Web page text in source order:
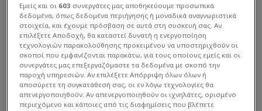
Εμείς και οι 603 συνεργάτες μας αποθηκεύουμε προσωπικά
δεδομένα, όπως δεδομένα περιήγησης ή μοναδικά αναγνωριστικά
στοιχεία, και έχουμε πρόσβαση σε αυτά στη συσκευή σας. Αν
επιλέξετε Αποδοχή, θα καταστεί δυνατή η ενεργοποίηση
τεχνολογιών παρακολούθησης προκειμένου να υποστηριχθούν οι
σκοποί που εμφανίζονται παρακάτω, για τους οποίους εμείς και οι
συνεργάτες μας επεξεργαζόμαστε τα δεδομένα με σκοπό την
παροχή υπηρεσιών. Αν επιλέξετε Απόρριψη όλων όλων ή
αποσύρετε τη συγκατάθεσή σας, οι εν λόγω τεχνολογίες θα
απενεργοποιηθούν. Αν απενεργοποιηθούν οι ιχνηλάτες, ορισμένο
περιεχόμενο και κάποιες από τις διαφημίσεις που βλέπετε